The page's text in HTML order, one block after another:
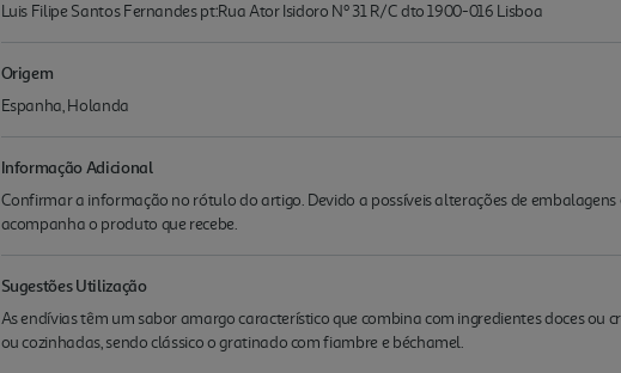
Luis Filipe Santos Fernandes pt:Rua Ator Isidoro Nº 31 R/C dto 1900-016 Lisboa
Origem
Espanha, Holanda
Informação Adicional
Confirmar a informação no rótulo do artigo. Devido a possíveis alterações de
acompanha o produto que recebe.
Sugestões Utilização
As endívias têm um sabor amargo característico que combina com ingredientes doces ou
ou cozinhadas, sendo clássico o gratinado com fiambre e béchamel.